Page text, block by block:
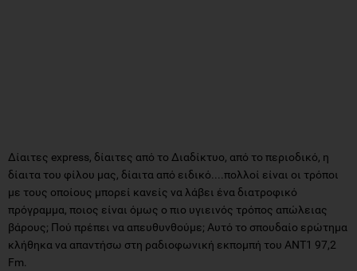
Δίαιτες express, δίαιτες από το Διαδίκτυο, από το περιοδικό, η
δίαιτα του φίλου μας, δίαιτα από ειδικό....πολλοί είναι οι τρόποι
με τους οποίους μπορεί κανείς να λάβει ένα διατροφικό
πρόγραμμα, ποιος είναι όμως ο πιο υγιεινός τρόπος απώλειας
βάρους; Πού πρέπει να απευθυνθούμε; Αυτό το σπουδαίο ερώτημα
κλήθηκα να απαντήσω στη ραδιοφωνική εκπομπή του ΑΝΤ1 97,2
Fm.